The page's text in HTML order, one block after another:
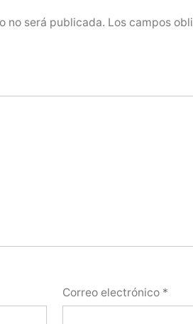
no será publicada. Los campos
Correo electrónico *